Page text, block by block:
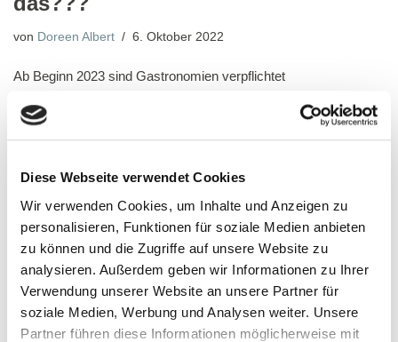
Diese Webseite verwendet Cookies
Wir verwenden Cookies, um Inhalte und Anzeigen zu
personalisieren, Funktionen für soziale Medien anbieten
zu können und die Zugriffe auf unsere Website zu
analysieren. Außerdem geben wir Informationen zu Ihrer
Verwendung unserer Website an unsere Partner für
soziale Medien, Werbung und Analysen weiter. Unsere
Partner führen diese Informationen möglicherweise mit
von Doreen Albert 6. Oktober 2022
Ab Beginn 2023 sind Gastronomien verpflichtet
an Einwegverpackungsmüll entgegenzuwirken. So weit, so
ungenau. Die per Gesetz in…
Weiterlesen »